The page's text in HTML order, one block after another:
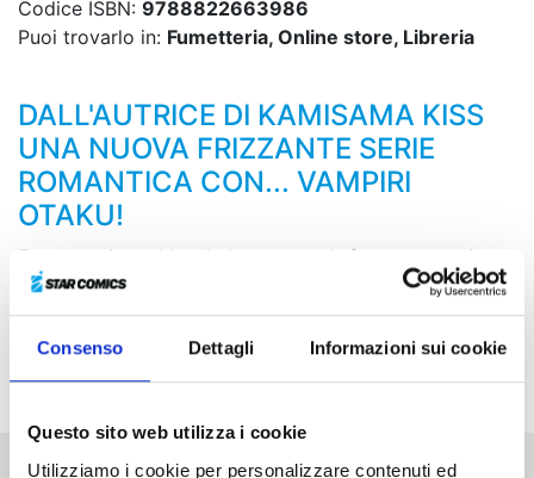
Consenso Dettagli Informazioni sui cookie
Questo sito web utilizza i cookie
Utilizziamo i cookie per personalizzare contenuti ed
Codice ISBN: 9788822663986
Puoi trovarlo in: Fumetteria, Online store, Libreria
DALL'AUTRICE DI KAMISAMA KISS
UNA NUOVA FRIZZANTE SERIE
ROMANTICA CON... VAMPIRI
OTAKU!
Ecco a voi una bloody love comedy
fra una vampira
otaku e un bellissimo ragazzo con una lingua un po’
velenosa! E c’è di più: il primo volume della serie sarà
disponibile anche in una speciale Limited Edition con